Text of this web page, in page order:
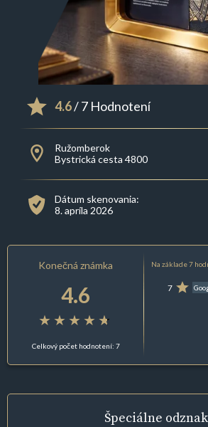
4.6/ 7 Hodnotení
Ružomberok
Bystrická cesta 4800
Dátum skenovania:
8. apríla 2026
Konečná známka
4.6
Celkový počet hodnotení: 7
Na základe 7
7
Špeciálne